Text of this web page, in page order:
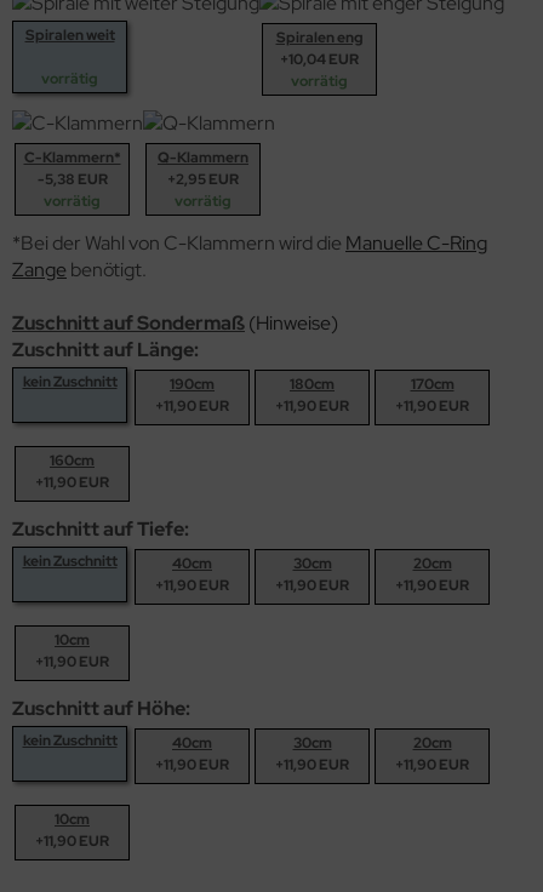
Spiralen weit
vorrätig
Spiralen eng
+10,04 EUR
vorrätig
C-Klammern*
-5,38 EUR
vorrätig
Q-Klammern
+2,95 EUR
vorrätig
*Bei der Wahl von C-Klammern wird die Manuelle C-Ring
Zange benötigt.
Zuschnitt auf Sondermaß(Hinweise)
Zuschnitt auf Länge:
kein Zuschnitt
190cm
+11,90 EUR
180cm
+11,90 EUR
170cm
+11,90 EUR
160cm
+11,90 EUR
Zuschnitt auf Tiefe:
kein Zuschnitt
40cm
+11,90 EUR
30cm
+11,90 EUR
20cm
+11,90 EUR
10cm
+11,90 EUR
Zuschnitt auf Höhe:
kein Zuschnitt
40cm
+11,90 EUR
30cm
+11,90 EUR
20cm
+11,90 EUR
10cm
+11,90 EUR